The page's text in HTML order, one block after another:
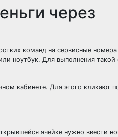
через
команд на сервисные
ноутбук. Для выполнения такой
кабинете. Для этого кликают
ячейке нужно ввести